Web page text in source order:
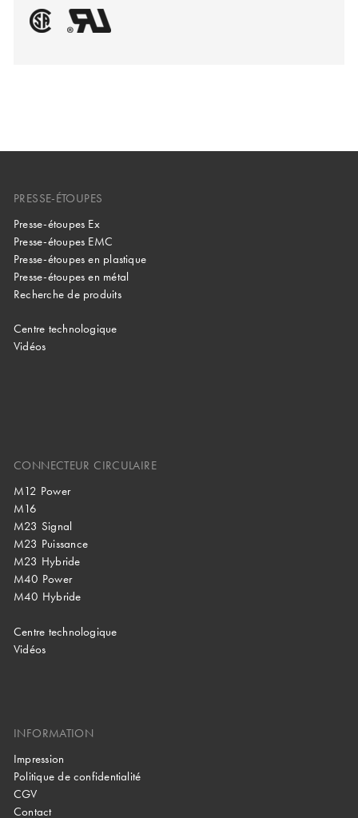
PRESSE-ÉTOUPES
Presse-étoupes Ex
Presse-étoupes EMC
Presse-étoupes en plastique
Presse-étoupes en métal
Recherche de produits
Centre technologique
Vidéos
CONNECTEUR CIRCULAIRE
M12 Power
M16
M23 Signal
M23 Puissance
M23 Hybride
M40 Power
M40 Hybride
Centre technologique
Vidéos
INFORMATION
Impression
Politique de confidentialité
CGV
Contact